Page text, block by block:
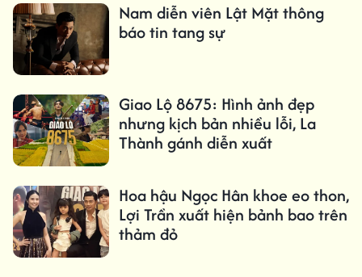
Nam diễn viên Lật Mặt thông
báo tin tang sự
Giao Lộ 8675: Hình ảnh đẹp
nhưng kịch bản nhiều lỗi, La
Thành gánh diễn xuất
Hoa hậu Ngọc Hân khoe eo thon,
Lợi Trần xuất hiện bảnh bao trên
thảm đỏ